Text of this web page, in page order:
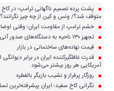
پشت پرده تصمیم ناگهانی ترامپ؛ در
متوقف شد؟/ ونس و کین از چه چیز
خشم ترامپ از مقاومت ایران؛ وقتی
تجهیز ۱۳۰ ناحیه به دستگاه‌های صدور آنی کارت سوخت
قیمت نهاده‌های ساختمانی در بازار
قدرت غافلگیرکننده ایران در برابر
آمریکایی هر روز بیشتر می‌شود
روزگار پرفراز و نشیب بازیگر بالفطره
نگرانی کاخ سفید؛ ایران پیشرفته‌ترین